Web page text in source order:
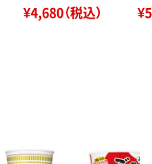
¥4,680（税込）